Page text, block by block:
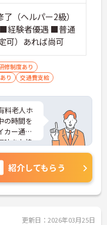
（ヘルパー2級）
経験者優遇 ■普通
可）あれば尚可
修制度あり
り 交通費支給
料老人ホ
の時間を
カー通勤
味をお持
紹介してもらう
更新日：2026年03月25日